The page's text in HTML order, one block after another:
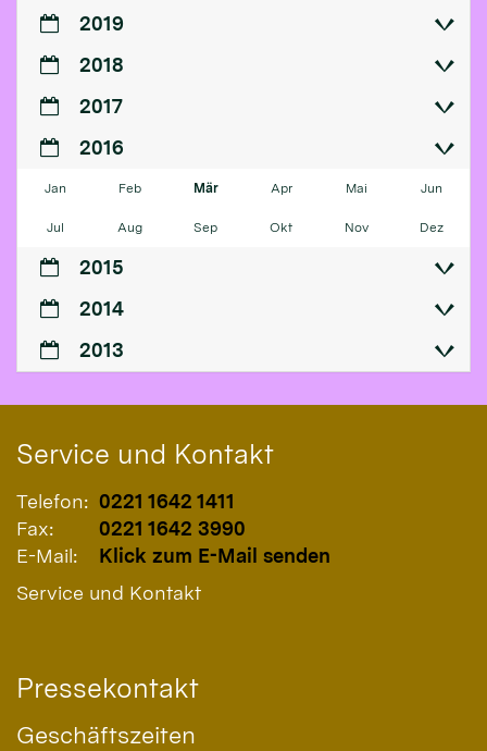
2019
2018
2017
2016
Jan Feb Mär Apr Mai Jun
Jul Aug Sep Okt Nov Dez
2015
2014
2013
Service und Kontakt
Telefon: 0221 1642 1411
Fax:
0221 1642 3990
E-Mail:
Klick zum E-Mail senden
Service und Kontakt
Pressekontakt
Geschäftszeiten